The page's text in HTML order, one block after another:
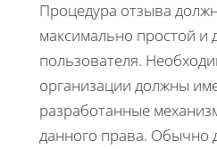
Процедура отзыва
максимально простой и
пользователя.
организации должны
разработанные
данного права. Обычно